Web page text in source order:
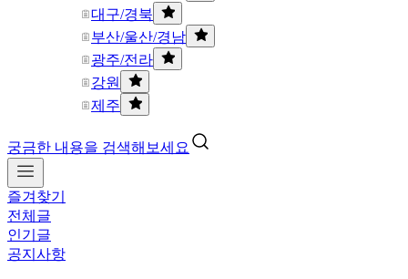
대구/경북
부산/울산/경남
광주/전라
강원
제주
궁금한 내용을 검색해보세요
즐겨찾기
전체글
인기글
공지사항